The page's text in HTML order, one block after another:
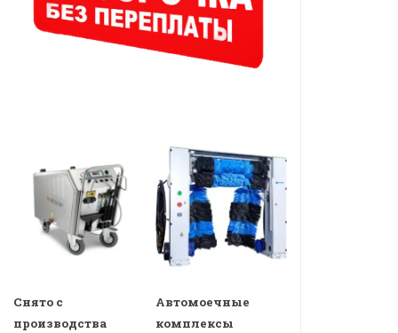
Снято с
производства
Автомоечные
комплексы